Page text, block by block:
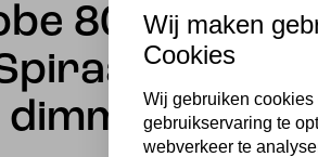
80mm
260LM
dimmer
Wij maken
Cookies
Wij gebruiken cookies
gebruikservaring te
webverkeer te